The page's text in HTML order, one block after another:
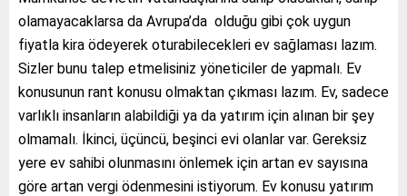
olamayacaklarsa da Avrupa’da olduğu gibi çok uygun
fiyatla kira ödeyerek oturabilecekleri ev sağlaması lazım.
Sizler bunu talep etmelisiniz yöneticiler de yapmalı. Ev
konusunun rant konusu olmaktan çıkması lazım. Ev, sadece
varlıklı insanların alabildiği ya da yatırım için alınan bir şey
olmamalı. İkinci, üçüncü, beşinci evi olanlar var. Gereksiz
yere ev sahibi olunmasını önlemek için artan ev sayısına
göre artan vergi ödenmesini istiyorum. Ev konusu yatırım